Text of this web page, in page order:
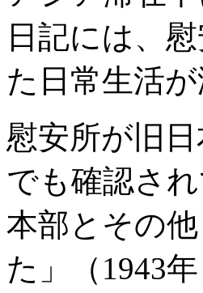
日記には、
た日常生活
慰安所が旧
でも確認さ
本部とその
た」（1943